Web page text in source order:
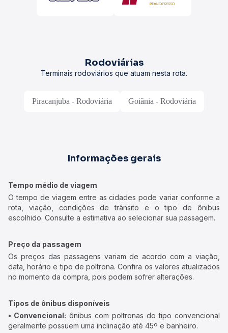
Rodoviárias
Terminais rodoviários que atuam nesta rota.
Piracanjuba - Rodoviária Goiânia - Rodoviária
Informações gerais
Tempo médio de viagem
O tempo de viagem entre as cidades pode variar conforme a
rota, viação, condições de trânsito e o tipo de ônibus
escolhido. Consulte a estimativa ao selecionar sua passagem.
Preço da passagem
Os preços das passagens variam de acordo com a viação,
data, horário e tipo de poltrona. Confira os valores atualizados
no momento da compra, pois podem sofrer alterações.
Tipos de ônibus disponíveis
• Convencional: ônibus com poltronas do tipo convencional
geralmente possuem uma inclinação até 45º e banheiro.